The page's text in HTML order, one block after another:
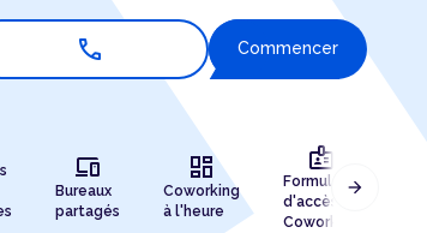
call Commencer
devices
Bureaux
partagés
dashboard
Coworking
à l'heure
badge
Formules
d'accès au
Coworking
arrow_forward